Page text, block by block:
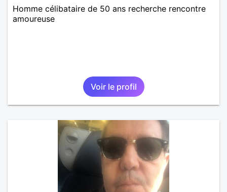
Homme célibataire de 50 ans recherche rencontre
amoureuse
Voir le profil